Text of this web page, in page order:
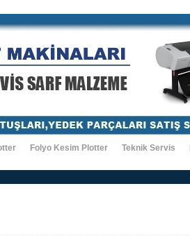
Folyo Kesim Plotter Teknik Servis